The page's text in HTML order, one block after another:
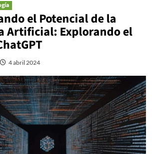
el Potencial de la
Artificial: Explorando el
4 abril 2024